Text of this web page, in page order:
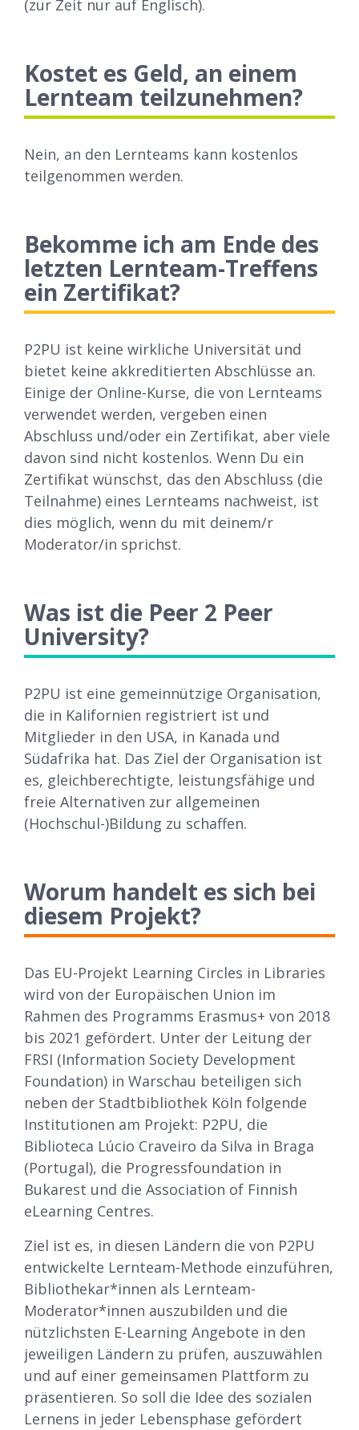
(zur Zeit nur auf Englisch).
Kostet es Geld, an einem
Lernteam teilzunehmen?
Nein, an den Lernteams kann kostenlos
teilgenommen werden.
Bekomme ich am Ende des
letzten Lernteam-Treffens
ein Zertifikat?
P2PU ist keine wirkliche Universität und
bietet keine akkreditierten Abschlüsse an.
Einige der Online-Kurse, die von Lernteams
verwendet werden, vergeben einen
Abschluss und/oder ein Zertifikat, aber viele
davon sind nicht kostenlos. Wenn Du ein
Zertifikat wünschst, das den Abschluss (die
Teilnahme) eines Lernteams nachweist, ist
dies möglich, wenn du mit deinem/r
Moderator/in sprichst.
Was ist die Peer 2 Peer
University?
P2PU ist eine gemeinnützige Organisation,
die in Kalifornien registriert ist und
Mitglieder in den USA, in Kanada und
Südafrika hat. Das Ziel der Organisation ist
es, gleichberechtigte, leistungsfähige und
freie Alternativen zur allgemeinen
(Hochschul-)Bildung zu schaffen.
Worum handelt es sich bei
diesem Projekt?
Das EU-Projekt Learning Circles in Libraries
wird von der Europäischen Union im
Rahmen des Programms Erasmus+ von 2018
bis 2021 gefördert. Unter der Leitung der
FRSI (Information Society Development
Foundation) in Warschau beteiligen sich
neben der Stadtbibliothek Köln folgende
Institutionen am Projekt: P2PU, die
Biblioteca Lúcio Craveiro da Silva in Braga
(Portugal), die Progressfoundation in
Bukarest und die Association of Finnish
eLearning Centres.
Ziel ist es, in diesen Ländern die von P2PU
entwickelte Lernteam-Methode einzuführen,
Bibliothekar*innen als Lernteam-
Moderator*innen auszubilden und die
nützlichsten E-Learning Angebote in den
jeweiligen Ländern zu prüfen, auszuwählen
und auf einer gemeinsamen Plattform zu
präsentieren. So soll die Idee des sozialen
Lernens in jeder Lebensphase gefördert